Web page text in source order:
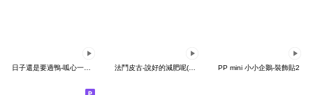
日子還是要過鴨-呱心一下鴨 法鬥皮古-說好的減肥呢(第15彈) PP mini 小小企鵝-裝飾貼2